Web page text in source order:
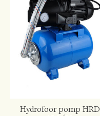
Hydrofoor pomp HRD